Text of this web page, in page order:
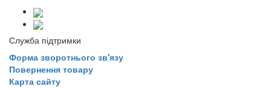
Служба підтримки
Форма зворотнього зв'язу
Повернення товару
Карта сайту